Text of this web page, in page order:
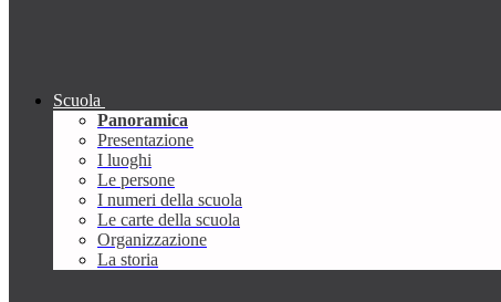
Scuola
Panoramica
Presentazione
I luoghi
Le persone
I numeri della scuola
Le carte della scuola
Organizzazione
La storia